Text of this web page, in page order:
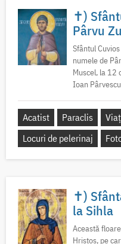
✝)
Pârvu
Sfântul
numele de
Muscel, la 12
Ioan
Acatist Paraclis
Locuri de pelerinaj
✝)
la Sihla
Această
Hristos, pe